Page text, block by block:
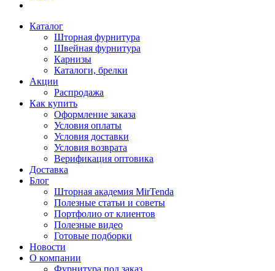
Каталог
Шторная фурнитура
Швейная фурнитура
Карнизы
Каталоги, брелки
Акции
Распродажа
Как купить
Оформление заказа
Условия оплаты
Условия доставки
Условия возврата
Верификация оптовика
Доставка
Блог
Шторная академия MirTenda
Полезные статьи и советы
Портфолио от клиентов
Полезные видео
Готовые подборки
Новости
О компании
Фурнитура под заказ